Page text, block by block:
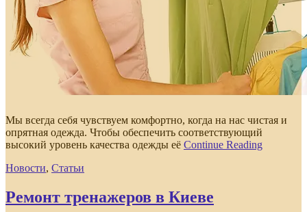
Мы всегда себя чувствуем комфортно, когда на нас чистая и
опрятная одежда. Чтобы обеспечить соответствующий
высокий уровень качества одежды её Continue Reading
Новости, Статьи
Ремонт тренажеров в Киеве